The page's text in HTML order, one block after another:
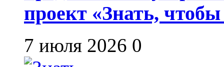
проект «Знать,
7 июля 2026 0